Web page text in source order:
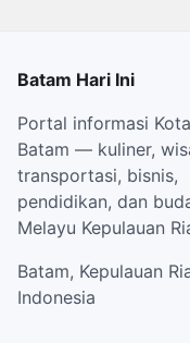
Batam Hari Ini
Portal informasi Kota
Batam — kuliner,
transportasi, bisnis,
pendidikan, dan
Melayu Kepulauan
Batam, Kepulauan
Indonesia